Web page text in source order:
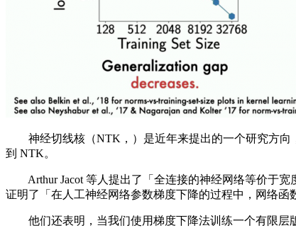
神经切线核（NTK，）是近年来提出的一个研究方向，
到 NTK。
Arthur Jacot 等人提出了「全连接的神经网络等价于宽
证明了「在人工神经网络参数梯度下降的过程中，网络
他们还表明，当我们使用梯度下降法训练一个有限层